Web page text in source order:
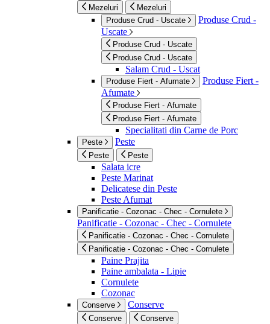
Mezeluri
Mezeluri
Produse Crud - Uscate
Produse Crud -
Uscate
Produse Crud - Uscate
Produse Crud - Uscate
Salam Crud - Uscat
Produse Fiert - Afumate
Produse Fiert -
Afumate
Produse Fiert - Afumate
Produse Fiert - Afumate
Specialitati din Carne de Porc
Peste Peste
Peste Peste
Salata icre
Peste Marinat
Delicatese din Peste
Peste Afumat
Panificatie - Cozonac - Chec - Cornulete
Panificatie - Cozonac - Chec - Cornulete
Panificatie - Cozonac - Chec - Cornulete
Panificatie - Cozonac - Chec - Cornulete
Paine Prajita
Paine ambalata - Lipie
Cornulete
Cozonac
Conserve Conserve
Conserve Conserve